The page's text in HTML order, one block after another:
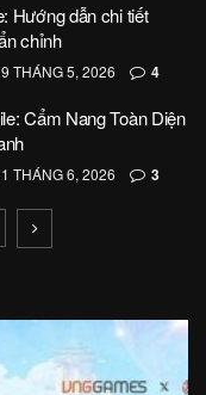
Hướng dẫn chi tiết
chỉnh
THÁNG 5, 2026 4
Cẩm Nang Toàn Diện
THÁNG 6, 2026 3